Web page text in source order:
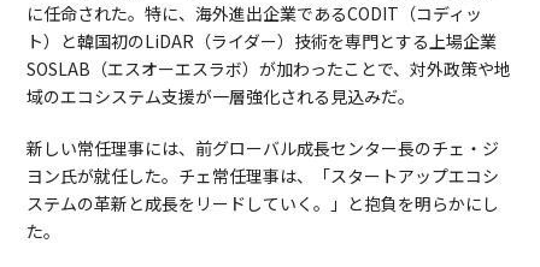
に任命された。特に、海外進出企業であるCODIT（コディッ
ト）と韓国初のLiDAR（ライダー）技術を専門とする上場企業
SOSLAB（エスオーエスラボ）が加わったことで、対外政策や地
域のエコシステム支援が一層強化される見込みだ。
新しい常任理事には、前グローバル成長センター長のチェ・ジ
ヨン氏が就任した。チェ常任理事は、「スタートアップエコシ
ステムの革新と成長をリードしていく。」と抱負を明らかにし
た。